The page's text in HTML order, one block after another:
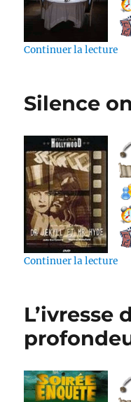
Continuer la lecturede
Silence
Continuer la lecturede
L’ivresse